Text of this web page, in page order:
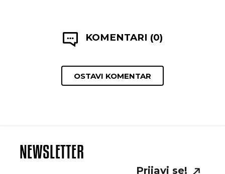
KOMENTARI (0)
OSTAVI KOMENTAR
NEWSLETTER
Prijavi se!